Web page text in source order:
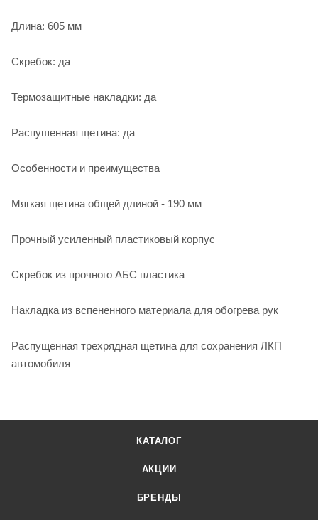
Длина: 605 мм
Скребок: да
Термозащитные накладки: да
Распушенная щетина: да
Особенности и преимущества
Мягкая щетина общей длиной - 190 мм
Прочный усиленный пластиковый корпус
Скребок из прочного АБС пластика
Накладка из вспененного материала для обогрева рук
Распущенная трехрядная щетина для сохранения ЛКП
автомобиля
КАТАЛОГ
АКЦИИ
БРЕНДЫ